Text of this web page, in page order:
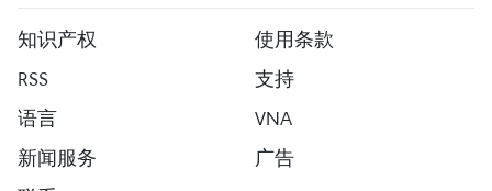
知识产权
使用条款
RSS
支持
语言
VNA
新闻服务
广告